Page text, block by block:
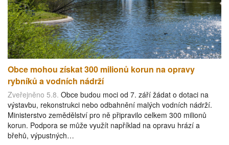
Obce mohou získat 300 milionů korun na opravy
rybníků a vodních nádrží
Zveřejněno 5.8. Obce budou moci od 7. září žádat o dotaci na
výstavbu, rekonstrukci nebo odbahnění malých vodních nádrží.
Ministerstvo zemědělství pro ně připravilo celkem 300 milionů
korun. Podpora se může využít například na opravu hrází a
břehů, výpustných…